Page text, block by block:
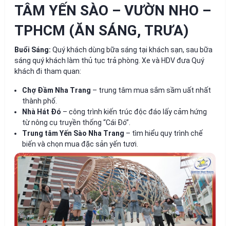
TÂM YẾN SÀO – VƯỜN NHO –
TPHCM (ĂN SÁNG, TRƯA)
Buổi Sáng: Quý khách dùng bữa sáng tại khách sạn, sau bữa
sáng quý khách làm thủ tục trả phòng. Xe và HDV đưa Quý
khách đi tham quan:
Chợ Đầm Nha Trang – trung tâm mua sắm sầm uất nhất
thành phố.
Nhà Hát Đó – công trình kiến trúc độc đáo lấy cảm hứng
từ nông cụ truyền thống “Cái Đó”.
Trung tâm Yến Sào Nha Trang – tìm hiểu quy trình chế
biến và chọn mua đặc sản yến tươi.